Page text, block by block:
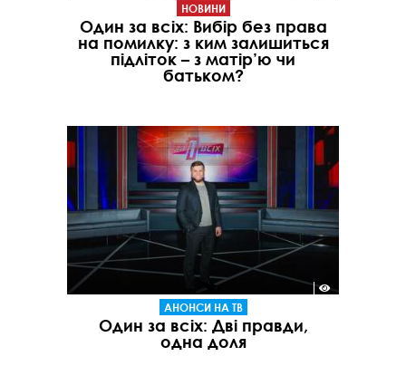
НОВИНИ
Один за всіх: Вибір без права
на помилку: з ким залишиться
підліток – з матір’ю чи
батьком?
АНОНСИ НА ТВ
Один за всіх: Дві правди,
одна доля